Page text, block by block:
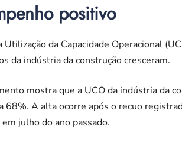
positivo
Utilização da Capacidade Operacional
da indústria da construção cresceram.
mostra que a UCO da indústria da
68%. A alta ocorre após o recuo
julho do ano passado.